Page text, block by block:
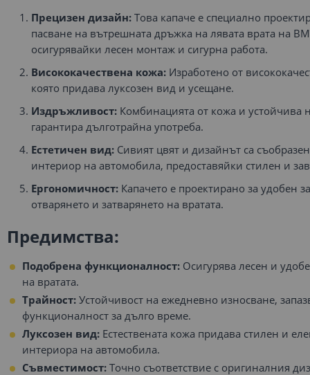
Прецизен дизайн: Това капаче е специално
пасване на вътрешната дръжка на лявата врата на
осигурявайки лесен монтаж и сигурна работа.
Висококачествена кожа: Изработено от
която придава луксозен вид и усещане.
Издръжливост: Комбинацията от кожа и устойчива
гарантира дълготрайна употреба.
Естетичен вид: Сивият цвят и дизайнът са
интериор на автомобила, предоставяйки стилен и
Ергономичност: Капачето е проектирано за удобен
отварянето и затварянето на вратата.
Предимства:
Подобрена функционалност: Осигурява лесен и
на вратата.
Трайност: Устойчивост на ежедневно износване,
функционалност за дълго време.
Луксозен вид: Естествената кожа придава стилен и
интериора на автомобила.
Съвместимост: Точно съответствие с оригиналния